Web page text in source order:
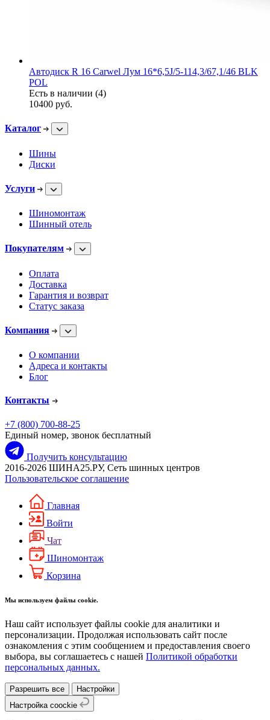
Автодиск R 16 Carwel Лум 16*6,5J/5-114,3/67,1/46 BLK
POL
Есть в наличии (4)
10400 руб.
Каталог
Шины
Диски
Услуги
Шиномонтаж
Шинный отель
Покупателям
Оплата
Доставка
Гарантия и возврат
Статус заказа
Компания
О компании
Адреса и контакты
Блог
Контакты
+7 (800) 700-88-25
Единый номер, звонок бесплатный
Получить консультацию
2016-2026 ШИНА25.РУ, Сеть шинных центров
Пользовательское соглашение
Главная
Войти
Чат
Шиномонтаж
Корзина
Мы используем файлы cookie.
Наш сайт использует файлы cookie для аналитики и
персонализации. Продолжая использовать сайт после
ознакомления с этим сообщением и предоставления своего
выбора, вы соглашаетесь с нашей Политикой обработки
персональных данных.
Разрешить все
Настройки
Настройка coockie